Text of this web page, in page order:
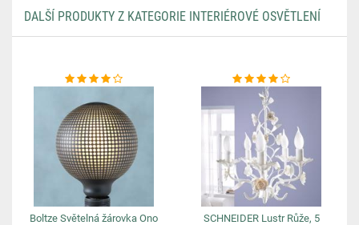
DALŠÍ PRODUKTY Z KATEGORIE INTERIÉROVÉ OSVĚTLENÍ
Boltze Světelná žárovka Ono
SCHNEIDER Lustr Růže, 5